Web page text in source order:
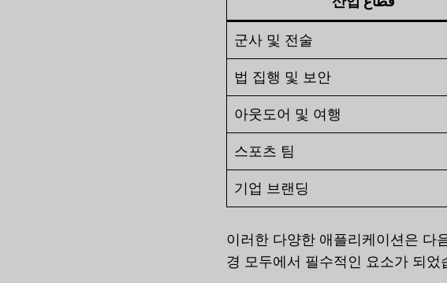
군사 및 전술
법 집행 및 보안
아웃도어 및 여행
스포츠 팀
기업 브랜딩
이러한 다양한 애플리케이션은 다
경 모두에서 필수적인 요소가 되었